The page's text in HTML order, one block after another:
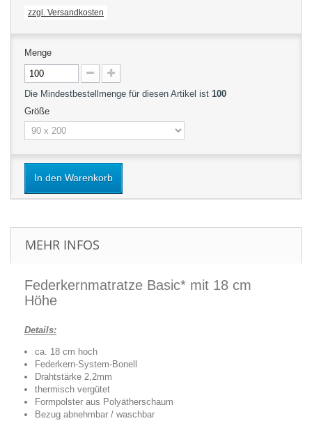
zzgl. Versandkosten
Menge
Die Mindestbestellmenge für diesen Artikel ist 100
Größe
In den Warenkorb
MEHR INFOS
Federkernmatratze Basic* mit 18 cm
Höhe
Details:
ca. 18 cm hoch
Federkern-System-Bonell
Drahtstärke 2,2mm
thermisch vergütet
Formpolster aus Polyätherschaum
Bezug abnehmbar / waschbar